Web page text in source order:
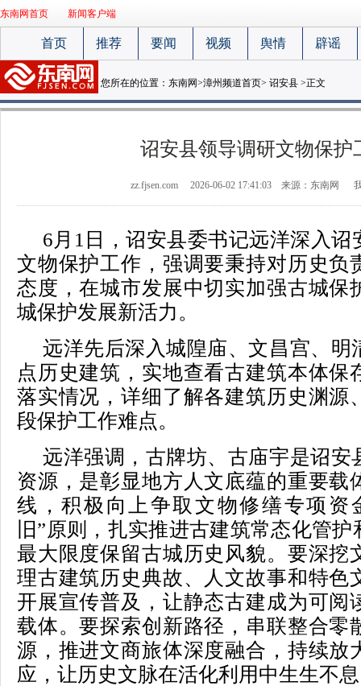
东南网首页 新闻客户端
首页 推荐 要闻 视频 舆情 辟谣
您所在的位置： 东南网>漳州频道首页> 诏安县 >正文
诏安县领导调研文物保护
zz.fjsen.com 2026-06-02 17:41:03 来源：东南网
6月1日，诏安县委书记远洋深入诏
文物保护工作，强调要秉持对历史负
态度，在城市发展中切实加强古城保
城保护发展新活力。
远洋先后深入城隍庙、文昌宫、明
点历史建筑，实地查看古建筑本体保
落实情况，详细了解各建筑历史渊源
段保护工作难点。
远洋强调，古牌坊、古庙宇是诏安
资源，是彰显地方人文底蕴的重要载
线，积极向上争取文物修缮专项资
旧”原则，扎实推进古建筑常态化管
最大限度保留古城历史风貌。要深挖
理古建筑历史典故、人文故事和特色
开展宣传普及，让静态古建成为可阅
载体。要探索创新路径，串联整合零
源，推进文商旅体深度融合，持续放
应，让历史文脉在活化利用中生生不